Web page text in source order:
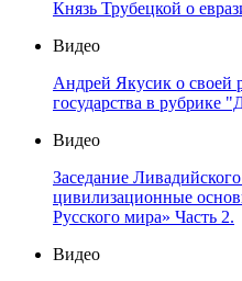
Князь Трубецкой о
Видео
Андрей Якусик о своей
государства в рубрике
Видео
Заседание
цивилизационные
Русского мира» Часть 2.
Видео